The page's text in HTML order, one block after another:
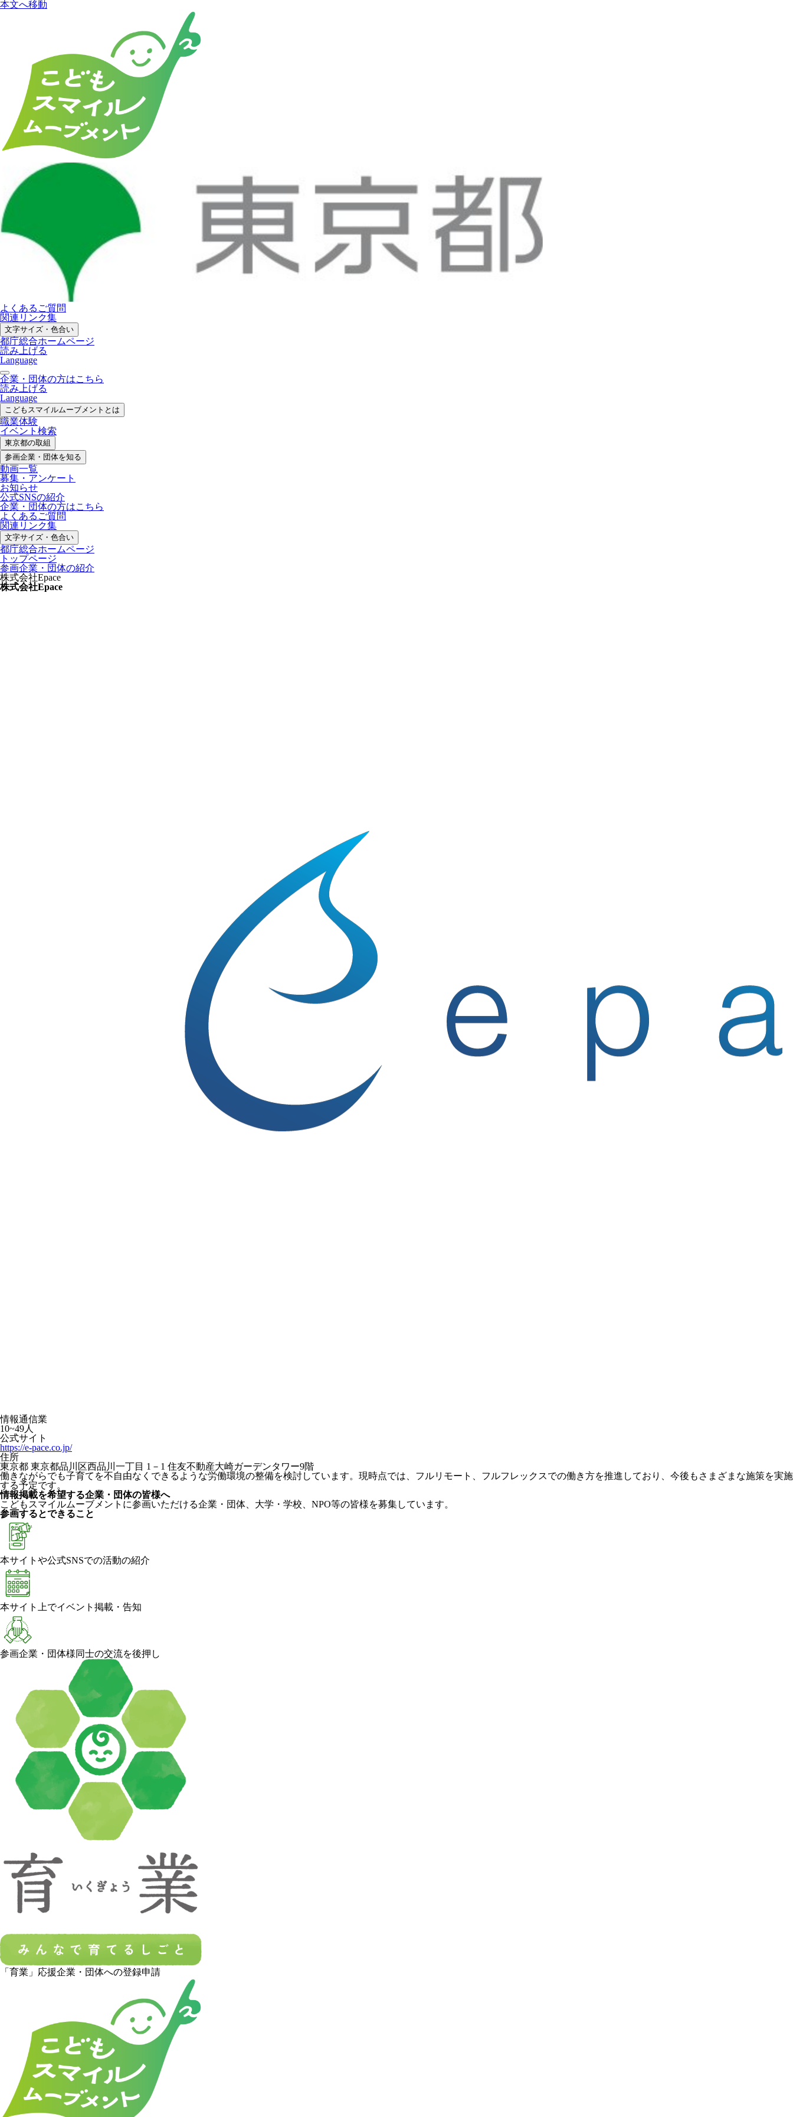
本文へ移動
よくあるご質問
関連リンク集
文字サイズ・色合い
都庁総合ホームページ
読み上げる
Language
企業・団体の方はこちら
読み上げる
Language
こどもスマイルムーブメントとは
職業体験
イベント検索
東京都の取組
参画企業・ 団体を知る
動画一覧
募集・ アンケート
お知らせ
公式SNSの紹介
企業・団体の方はこちら
よくあるご質問
関連リンク集
文字サイズ・色合い
都庁総合ホームページ
トップページ
参画企業・団体の紹介
株式会社Epace
株式会社Epace
情報通信業
10~49人
公式サイト
https://e-pace.co.jp/
住所
東京都 東京都品川区西品川一丁目 1－1 住友不動産大崎ガーデンタワー9階
働きながらでも子育てを不自由なくできるような労働環境の整備を検討しています。現時点では、フルリモート、フルフレックスでの働き方を推進しており、今後もさまざまな施策を実施
する予定です。
情報掲載を希望する企業・団体の皆様へ
こどもスマイルムーブメントに参画いただける企業・団体、大学・学校、NPO等の皆様を募集しています。
参画するとできること
本サイトや公式SNSでの活動の紹介
本サイト上でイベント掲載・告知
参画企業・団体様同士の交流を後押し
「育業」応援企業・団体への登録申請